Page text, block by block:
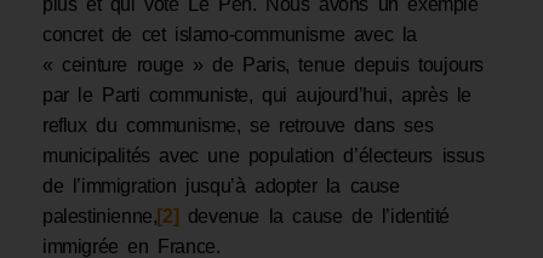
concret de cet islamo-communisme avec la
« ceinture rouge » de Paris, tenue depuis toujours
par le Parti communiste, qui aujourd’hui, après le
reflux du communisme, se retrouve dans ses
municipalités avec une population d’électeurs issus
de l’immigration jusqu’à adopter la cause
palestinienne,[2]
devenue la cause de l’identité
immigrée en France.